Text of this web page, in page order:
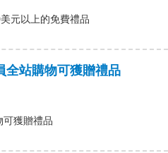
元以上的免費禮品
全站購物可獲贈禮品
可獲贈禮品